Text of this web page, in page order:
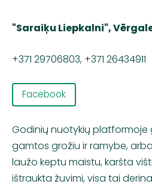
"Saraiķu Liepkalni",
+371 29706803, +371 26434911
Facebook
Godinių nuotykių platformoje
gamtos grožiu ir ramybe,
laužo keptu maistu, karšta
ištraukta žuvimi, visa tai